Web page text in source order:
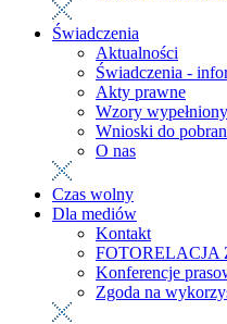
Świadczenia
Aktualności
Świadczenia -
Akty prawne
Wzory
Wnioski do
O nas
Czas wolny
Dla mediów
Kontakt
FOTORELACJA
Konferencje
Zgoda na